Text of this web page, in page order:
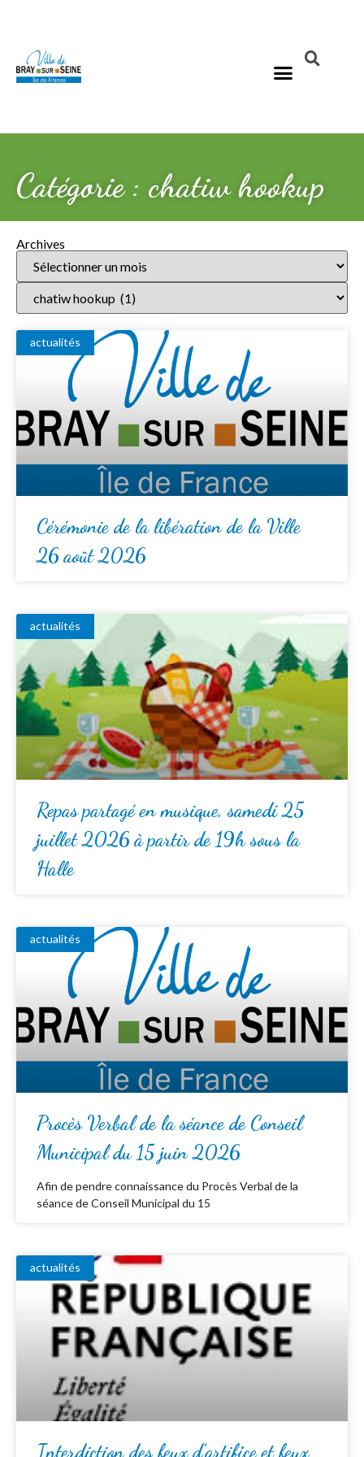
Catégorie : chatiw hookup
Archives
actualités
Cérémonie de la libération de la Ville
26 août 2026
actualités
Repas partagé en musique, samedi 25
juillet 2026 à partir de 19h sous la
Halle
actualités
Procès Verbal de la séance de Conseil
Municipal du 15 juin 2026
Afin de pendre connaissance du Procès Verbal de la
séance de Conseil Municipal du 15
actualités
Interdiction des feux d’artifice et feux